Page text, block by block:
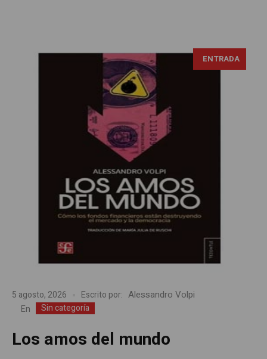
ENTRADA
5 agosto, 2026 Escrito por: Alessandro Volpi
En Sin categoría
Los amos del mundo